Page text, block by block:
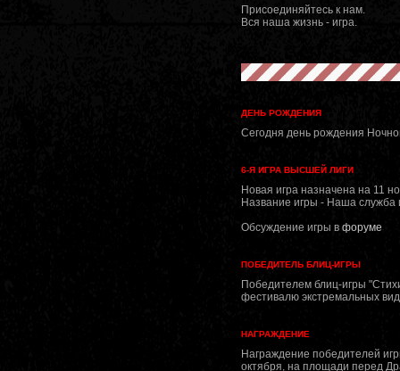
Присоединяйтесь к нам.
Вся наша жизнь - игра.
ДЕНЬ РОЖДЕНИЯ
Сегодня день рождения
6-Я ИГРА ВЫСШЕЙ ЛИГИ
Новая игра назначена на 11
Название игры - Наша служба
Обсуждение игры в форуме
ПОБЕДИТЕЛЬ БЛИЦ-ИГРЫ
Победителем блиц-игры
фестивалю экстремальных
НАГРАЖДЕНИЕ
Награждение победителей
октября, на площади перед